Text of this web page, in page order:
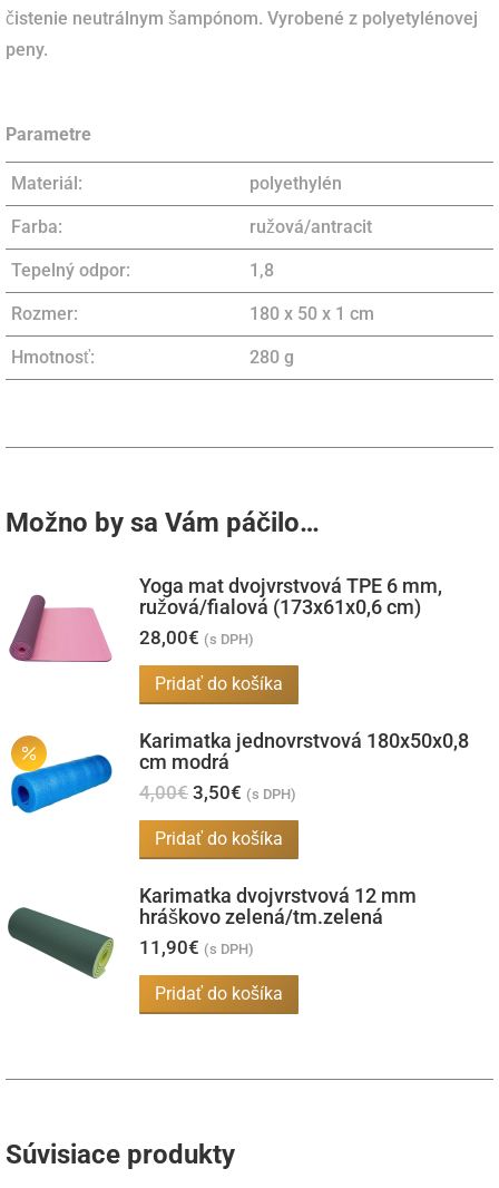
čistenie neutrálnym šampónom. Vyrobené z polyetylénovej
peny.
Parametre
Materiál: polyethylén
Farba: ružová/antracit
Tepelný odpor: 1,8
Rozmer: 180 x 50 x 1 cm
Hmotnosť: 280 g
Možno by sa Vám páčilo…
Yoga mat dvojvrstvová TPE 6 mm,
ružová/fialová (173x61x0,6 cm)
28,00€ (s DPH)
Pridať do košíka
Karimatka jednovrstvová 180x50x0,8
cm modrá
4,00€ Pôvodná
bola:
4,00€.
3,50€ Aktuálna
je:
3,50€.
(s DPH)
Pridať do košíka
Karimatka dvojvrstvová 12 mm
hráškovo zelená/tm.zelená
11,90€ (s DPH)
Pridať do košíka
Súvisiace produkty